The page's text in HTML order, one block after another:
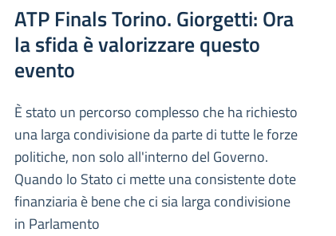
ATP Finals Torino. Giorgetti: Ora
la sfida è valorizzare questo
evento
È stato un percorso complesso che ha richiesto
una larga condivisione da parte di tutte le forze
politiche, non solo all'interno del Governo.
Quando lo Stato ci mette una consistente dote
finanziaria è bene che ci sia larga condivisione
in Parlamento